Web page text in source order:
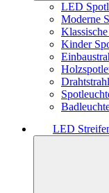
LED
Moderne
Kinder
LED